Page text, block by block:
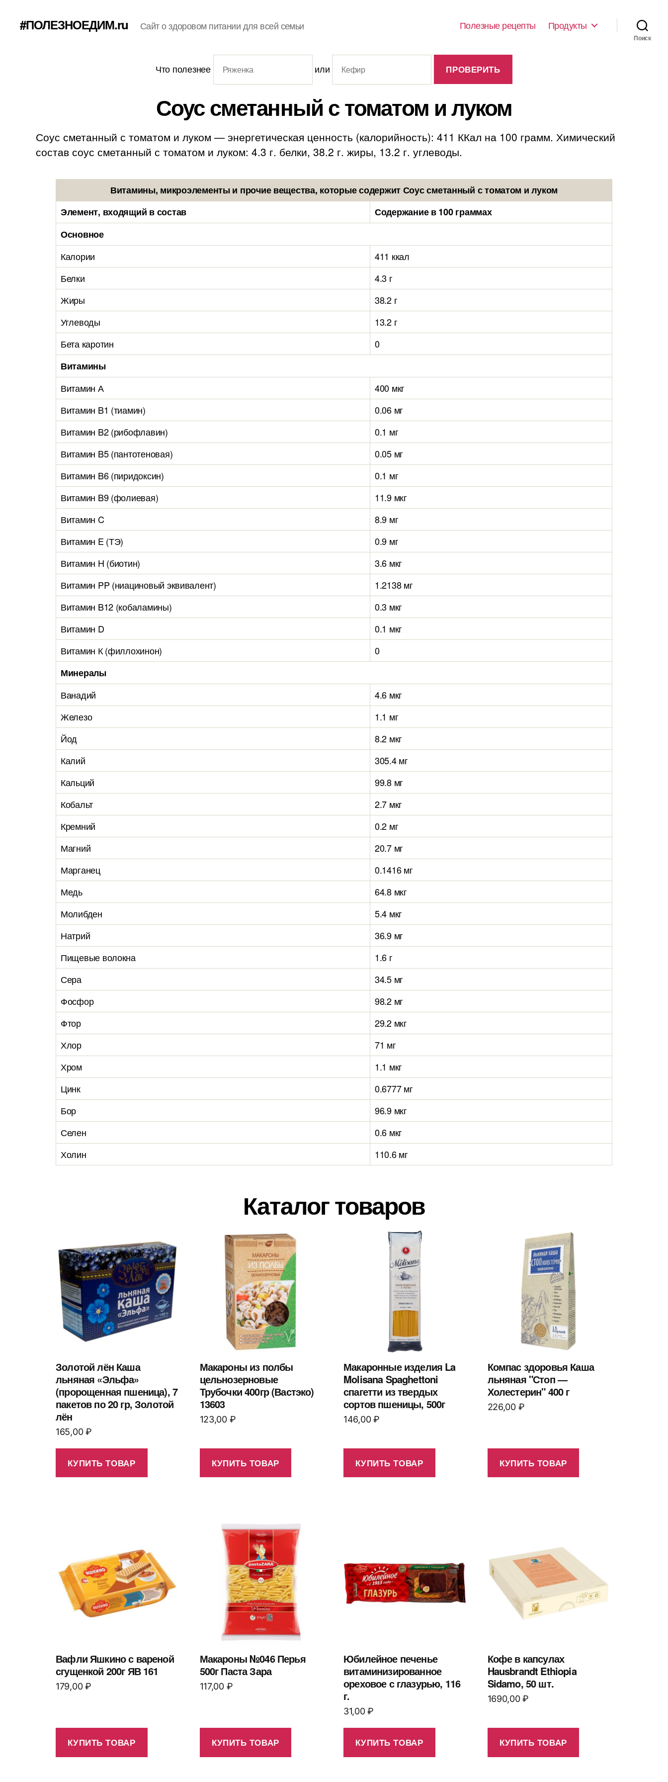
#ПОЛЕЗНОЕДИМ.ru Сайт о здоровом питании для всей семьи Полезные рецепты Продукты
Поиск
Что полезнее или
Соус сметанный с томатом и луком
Соус сметанный с томатом и луком — энергетическая ценность (калорийность): 411 ККал на 100 грамм. Химический
состав соус сметанный с томатом и луком: 4.3 г. белки, 38.2 г. жиры, 13.2 г. углеводы.
Витамины, микроэлементы и прочие вещества, которые содержит Соус сметанный с томатом и луком
Элемент, входящий в состав
Содержание в 100 граммах
Основное
Калории
411 ккал
Белки
4.3 г
Жиры
38.2 г
Углеводы
13.2 г
Бета каротин
0
Витамины
Витамин А
400 мкг
Витамин B1 (тиамин)
0.06 мг
Витамин B2 (рибофлавин)
0.1 мг
Витамин B5 (пантотеновая)
0.05 мг
Витамин B6 (пиридоксин)
0.1 мг
Витамин B9 (фолиевая)
11.9 мкг
Витамин C
8.9 мг
Витамин E (ТЭ)
0.9 мг
Витамин H (биотин)
3.6 мкг
Витамин PP (ниациновый эквивалент)
1.2138 мг
Витамин B12 (кобаламины)
0.3 мкг
Витамин D
0.1 мкг
Витамин К (филлохинон)
0
Минералы
Ванадий
4.6 мкг
Железо
1.1 мг
Йод
8.2 мкг
Калий
305.4 мг
Кальций
99.8 мг
Кобальт
2.7 мкг
Кремний
0.2 мг
Магний
20.7 мг
Марганец
0.1416 мг
Медь
64.8 мкг
Молибден
5.4 мкг
Натрий
36.9 мг
Пищевые волокна
1.6 г
Сера
34.5 мг
Фосфор
98.2 мг
Фтор
29.2 мкг
Хлор
71 мг
Хром
1.1 мкг
Цинк
0.6777 мг
Бор
96.9 мкг
Селен
0.6 мкг
Холин
110.6 мг
Каталог товаров
Золотой лён Каша
льняная «Эльфа»
(пророщенная пшеница), 7
пакетов по 20 гр, Золотой
лён
165,00₽
КУПИТЬ ТОВАР
Макароны из полбы
цельнозерновые
Трубочки 400гр (Вастэко)
13603
123,00 ₽
КУПИТЬ ТОВАР
Макаронные изделия La
Molisana Spaghettoni
спагетти из твердых
сортов пшеницы, 500г
146,00₽
КУПИТЬ ТОВАР
Компас здоровья Каша
льняная "Стоп —
Холестерин" 400 г
226,00 ₽
КУПИТЬ ТОВАР
Вафли Яшкино с вареной
сгущенкой 200г ЯВ 161
179,00₽
КУПИТЬ ТОВАР
Макароны №046 Перья
500г Паста Зара
117,00 ₽
КУПИТЬ ТОВАР
Юбилейное печенье
витаминизированное
ореховое с глазурью, 116
г.
31,00₽
КУПИТЬ ТОВАР
Кофе в капсулах
Hausbrandt Ethiopia
Sidamo, 50 шт.
1690,00₽
КУПИТЬ ТОВАР